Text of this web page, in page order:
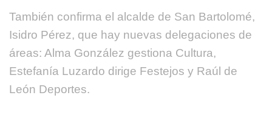
También confirma el alcalde de San Bartolomé,
Isidro Pérez, que hay nuevas delegaciones de
áreas: Alma González gestiona Cultura,
Estefanía Luzardo dirige Festejos y Raúl de
León Deportes.